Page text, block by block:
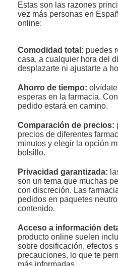
Estas son las razones
vez más personas en
online:
Comodidad total: puedes
casa, a cualquier hora del
desplazarte ni ajustarte a
Ahorro de tiempo:
esperas en la farmacia.
pedido estará en camino.
Comparación de precios:
precios de diferentes
minutos y elegir la opción
bolsillo.
Privacidad garantizada:
son un tema que muchas
con discreción. Las
pedidos en paquetes
contenido.
Acceso a información
producto online suelen
sobre dosificación, efectos
precauciones, lo que te
más informadas.